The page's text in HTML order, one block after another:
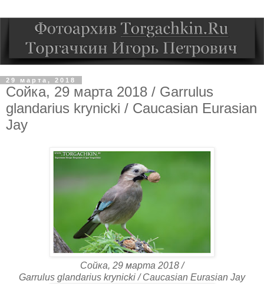
29 марта, 2018
Сойка, 29 марта 2018 / Garrulus
glandarius krynicki / Caucasian Eurasian
Jay
Сойка, 29 марта 2018 /
Garrulus glandarius krynicki / Caucasian Eurasian Jay